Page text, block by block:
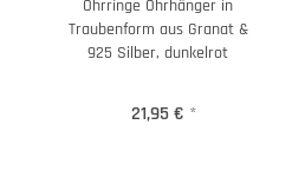
Ohrringe Ohrhänger in
Traubenform aus Granat &
925 Silber, dunkelrot
21,95 € *